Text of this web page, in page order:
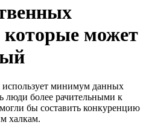
которые может
использует минимум данных
люди более рачительными к
бы составить конкуренцию
халкам.